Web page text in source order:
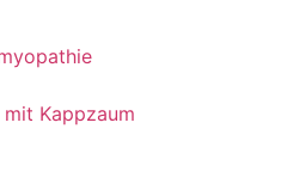
Kappzaum